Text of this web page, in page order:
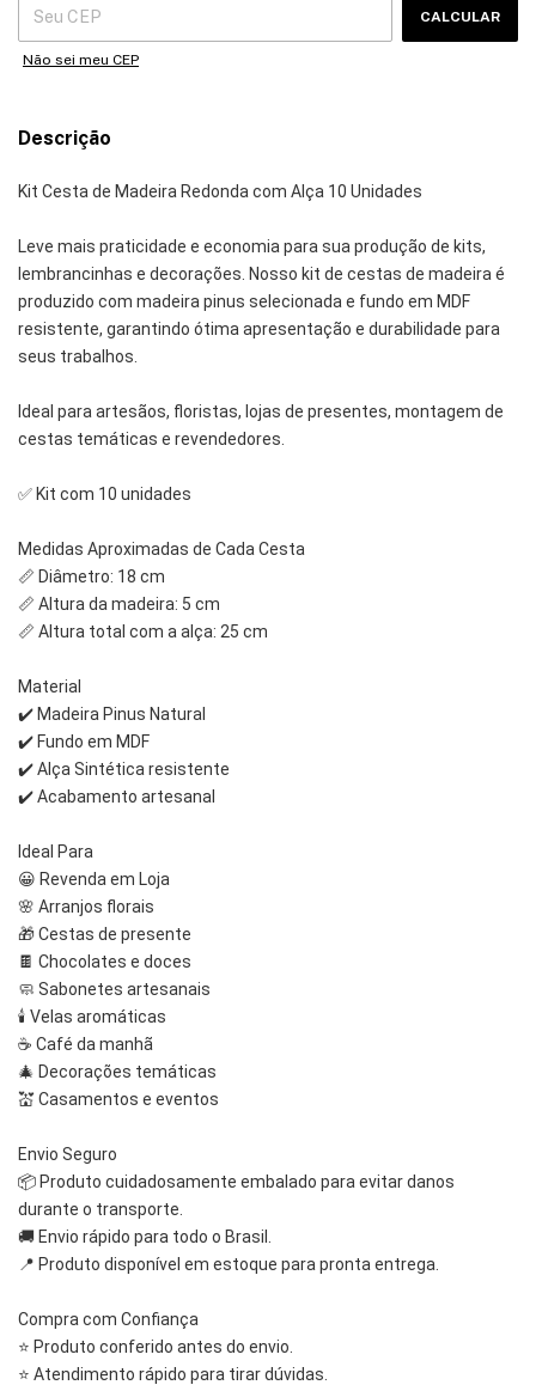
CALCULAR
Não sei meu CEP
Descrição
Kit Cesta de Madeira Redonda com Alça 10 Unidades
Leve mais praticidade e economia para sua produção de kits,
lembrancinhas e decorações. Nosso kit de cestas de madeira é
produzido com madeira pinus selecionada e fundo em MDF
resistente, garantindo ótima apresentação e durabilidade para
seus trabalhos.
Ideal para artesãos, floristas, lojas de presentes, montagem de
cestas temáticas e revendedores.
✅ Kit com 10 unidades
Medidas Aproximadas de Cada Cesta
📏 Diâmetro: 18 cm
📏 Altura da madeira: 5 cm
📏 Altura total com a alça: 25 cm
Material
✔️ Madeira Pinus Natural
✔️ Fundo em MDF
✔️ Alça Sintética resistente
✔️ Acabamento artesanal
Ideal Para
😀 Revenda em Loja
🌸 Arranjos florais
🎁 Cestas de presente
🍫 Chocolates e doces
🧼 Sabonetes artesanais
🕯️ Velas aromáticas
☕ Café da manhã
🎄 Decorações temáticas
💒 Casamentos e eventos
Envio Seguro
📦 Produto cuidadosamente embalado para evitar danos
durante o transporte.
🚚 Envio rápido para todo o Brasil.
📍 Produto disponível em estoque para pronta entrega.
Compra com Confiança
⭐ Produto conferido antes do envio.
⭐ Atendimento rápido para tirar dúvidas.